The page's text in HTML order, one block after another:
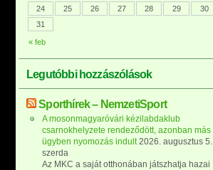
« feb
24
25 26 27 28 29
30
31
Legutóbbi hozzászólások
Sporthírek – NemzetiSport
A mosonmagyaróvári kézilabdaklub
csarnokhelyzete rendeződött, azonban más
ügyben nyomozás indult 2026. augusztus 5.
szerda
Az MKC a saját otthonában játszhatja hazai